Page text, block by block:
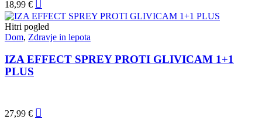
18,99 €
Hitri pogled
Dom, Zdravje in lepota
IZA EFFECT SPREY PROTI GLIVICAM 1+1
PLUS
27,99 €